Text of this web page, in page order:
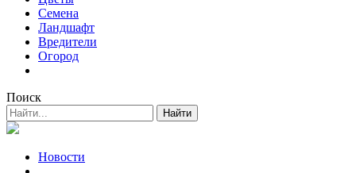
Семена
Ландшафт
Вредители
Огород
Поиск
Новости